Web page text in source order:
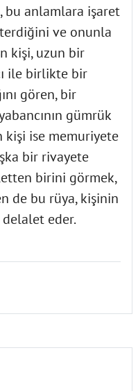
bu anlamlara işaret
ve onunla
kişi, uzun bir
ile birlikte bir
gören, bir
gümrük
ise memuriyete
bir rivayete
birini görmek,
de bu rüya, kişinin
eder.